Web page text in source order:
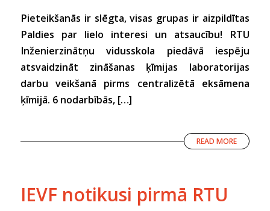
Pieteikšanās ir slēgta, visas grupas ir aizpildītas
Paldies par lielo interesi un atsaucību! RTU
Inženierzinātņu vidusskola piedāvā iespēju
atsvaidzināt zināšanas ķīmijas laboratorijas
darbu veikšanā pirms centralizētā eksāmena
ķīmijā. 6 nodarbībās, […]
READ MORE
IEVF notikusi pirmā RTU